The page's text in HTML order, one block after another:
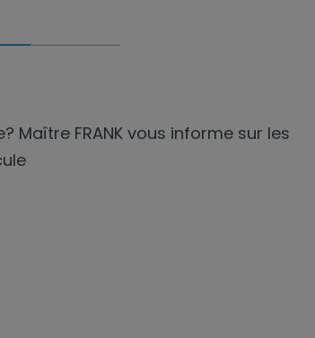
Maître FRANK vous informe sur les